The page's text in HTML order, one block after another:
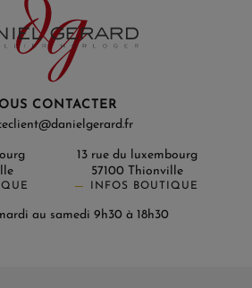
CONTACTER
13 rue du luxembourg
57100 Thionville
INFOS BOUTIQUE
au samedi 9h30 à 18h30